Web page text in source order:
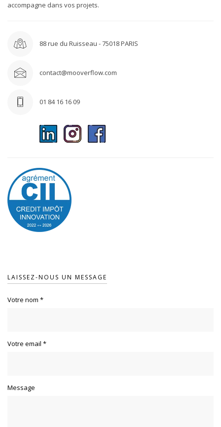
accompagne dans vos projets.
88 rue du Ruisseau - 75018 PARIS
contact@mooverflow.com
01 84 16 16 09
LAISSEZ-NOUS UN MESSAGE
Votre nom *
Votre email *
Message